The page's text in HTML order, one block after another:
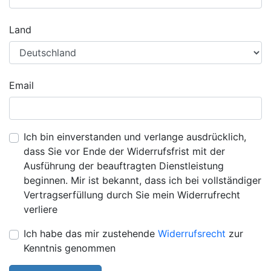
Land
Email
Ich bin einverstanden und verlange ausdrücklich,
dass Sie vor Ende der Widerrufsfrist mit der
Ausführung der beauftragten Dienstleistung
beginnen. Mir ist bekannt, dass ich bei vollständiger
Vertragserfüllung durch Sie mein Widerrufrecht
verliere
Ich habe das mir zustehende Widerrufsrecht zur
Kenntnis genommen